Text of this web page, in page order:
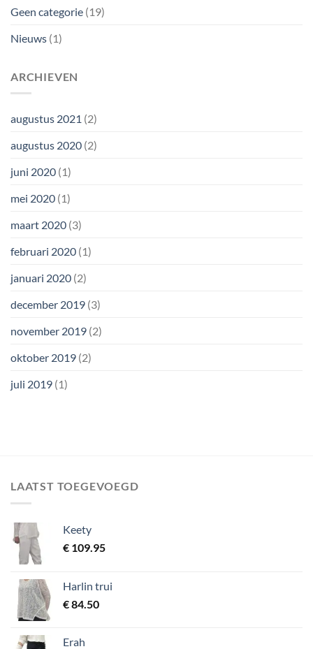
Geen categorie (19)
Nieuws (1)
ARCHIEVEN
augustus 2021 (2)
augustus 2020 (2)
juni 2020 (1)
mei 2020 (1)
maart 2020 (3)
februari 2020 (1)
januari 2020 (2)
december 2019 (3)
november 2019 (2)
oktober 2019 (2)
juli 2019 (1)
LAATST TOEGEVOEGD
Keety
€ 109.95
Harlin trui
€84.50
Erah